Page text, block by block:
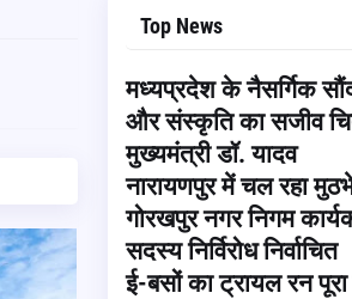
Top News
मध्यप्रदेश के नैसर्गिक
और संस्कृति का सजीव
मुख्यमंत्री डॉ. यादव
नारायणपुर में चल रहा
गोरखपुर नगर निगम
सदस्य निर्विरोध निर्वाचित
ई-बसों का ट्रायल रन